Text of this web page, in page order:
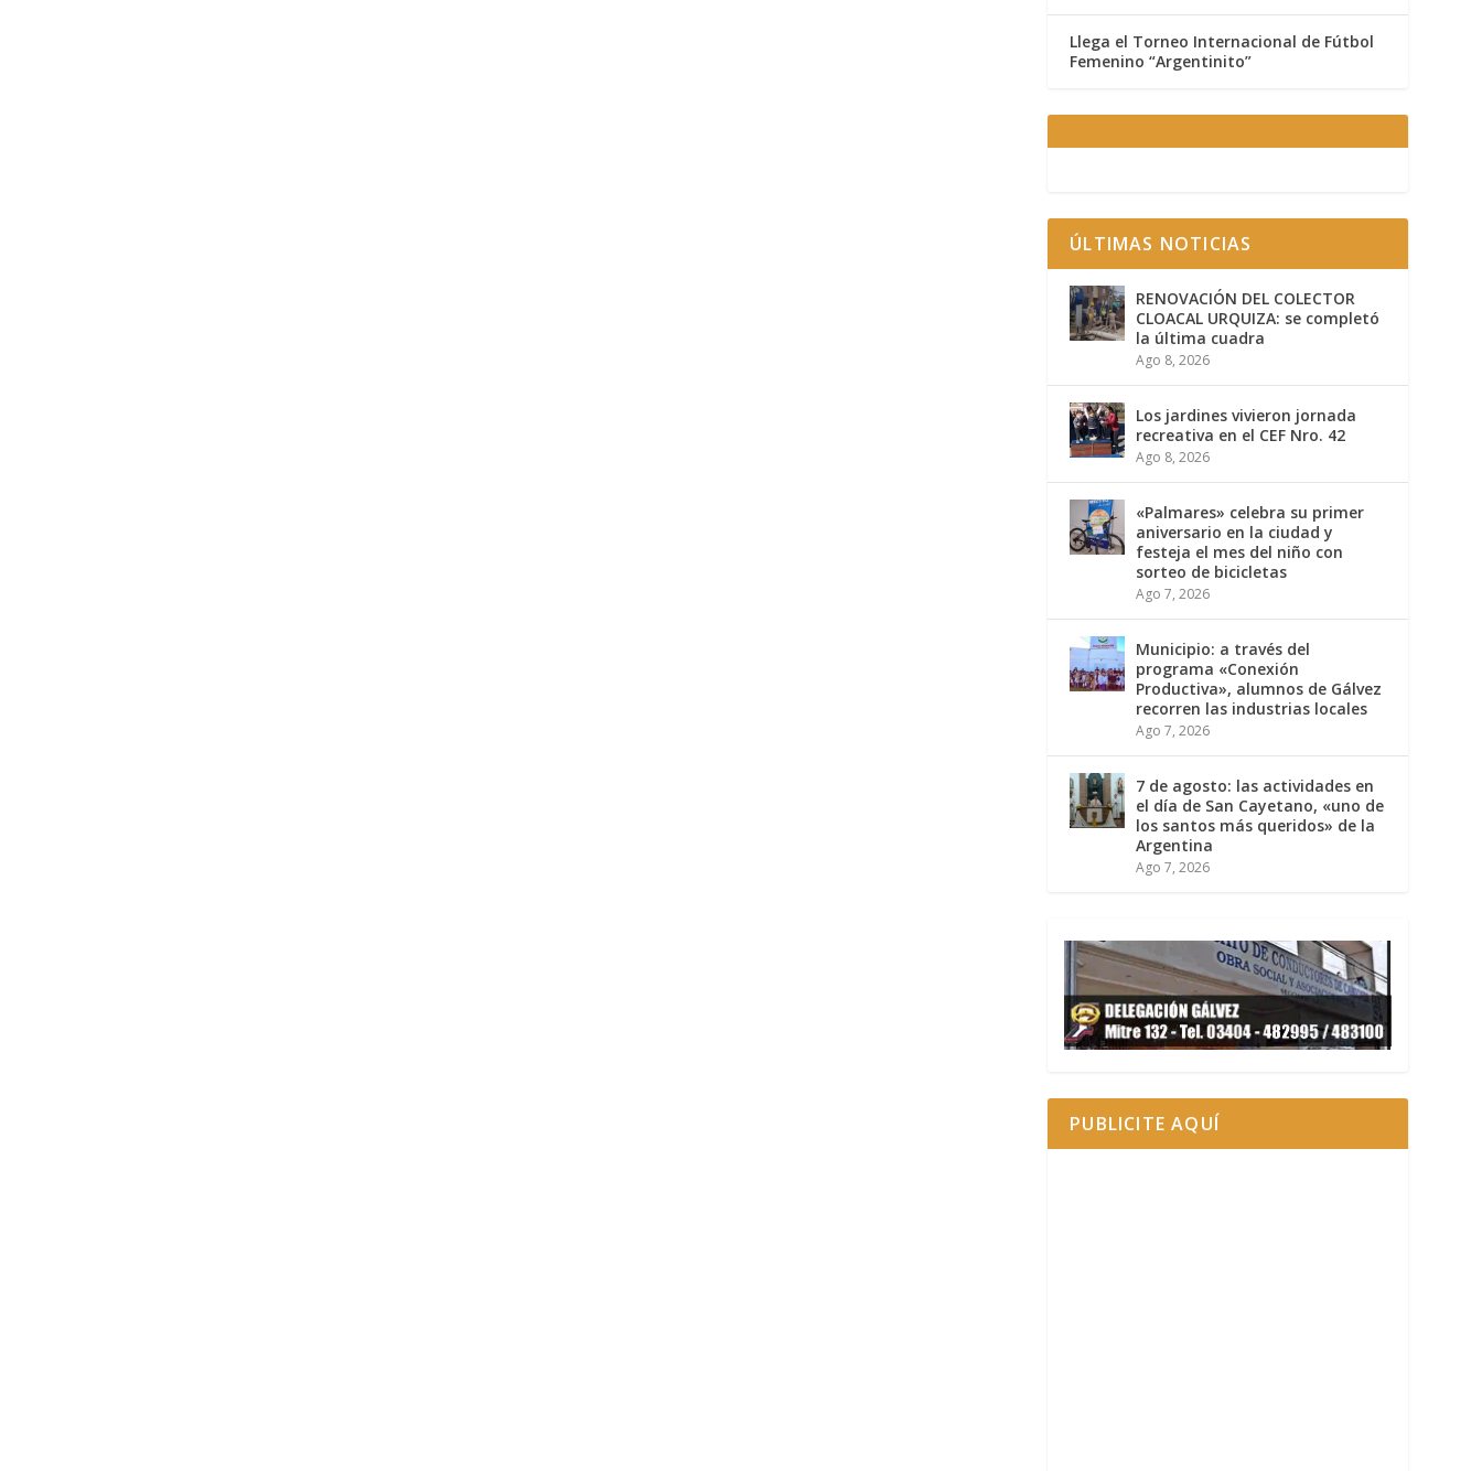
Llega el Torneo Internacional de Fútbol
Femenino “Argentinito”
ÚLTIMAS NOTICIAS
RENOVACIÓN DEL COLECTOR
CLOACAL URQUIZA: se completó
la última cuadra
Ago 8, 2026
Los jardines vivieron jornada
recreativa en el CEF Nro. 42
Ago 8, 2026
«Palmares» celebra su primer
aniversario en la ciudad y
festeja el mes del niño con
sorteo de bicicletas
Ago 7, 2026
Municipio: a través del
programa «Conexión
Productiva», alumnos de Gálvez
recorren las industrias locales
Ago 7, 2026
7 de agosto: las actividades en
el día de San Cayetano, «uno de
los santos más queridos» de la
Argentina
Ago 7, 2026
PUBLICITE AQUÍ